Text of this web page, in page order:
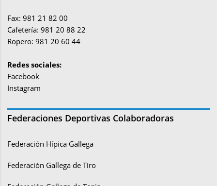
Fax: 981 21 82 00
Cafetería: 981 20 88 22
Ropero: 981 20 60 44
Redes sociales:
Facebook
Instagram
Federaciones Deportivas Colaboradoras
Federación Hípica Gallega
Federación Gallega de Tiro